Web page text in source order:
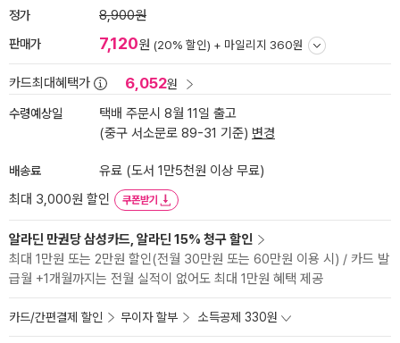
정가 8,900원
판매가 7,120원 (20% 할인) + 마일리지 360원
카드최대혜택가 6,052원
수령예상일
택배 주문시 8월 11일 출고
(중구 서소문로 89-31 기준) 변경
배송료
유료 (도서 1만5천원 이상 무료)
최대 3,000원 할인
쿠폰받기
알라딘 만권당 삼성카드, 알라딘 15% 청구 할인
최대 1만원 또는 2만원 할인(전월 30만원 또는 60만원 이용 시) / 카드 발
급월 +1개월까지는 전월 실적이 없어도 최대 1만원 혜택 제공
카드/간편결제 할인 무이자 할부 소득공제 330원